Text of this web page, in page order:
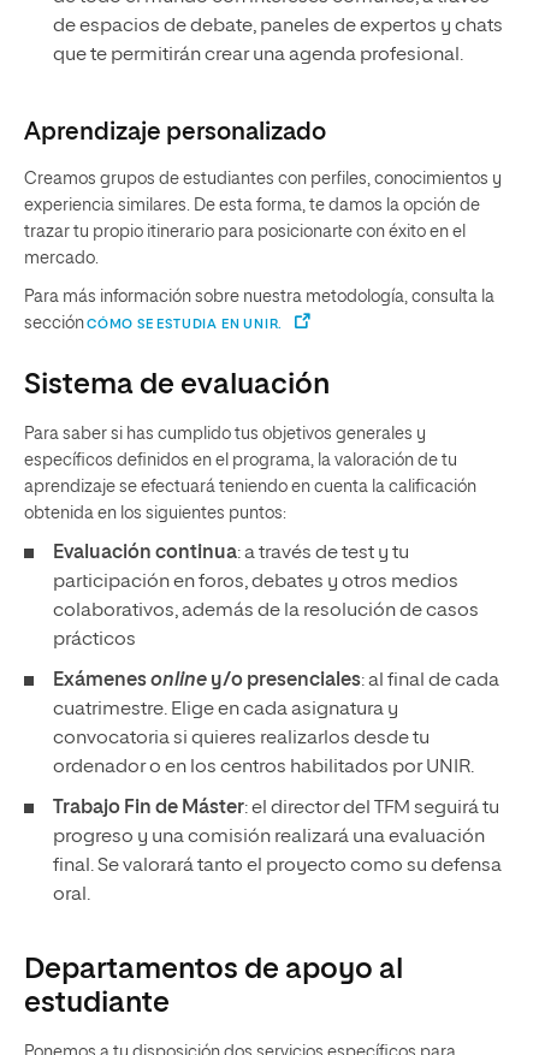
de espacios de debate, paneles de expertos y chats
que te permitirán crear una agenda profesional.
Aprendizaje personalizado
Creamos grupos de estudiantes con perfiles, conocimientos y
experiencia similares. De esta forma, te damos la opción de
trazar tu propio itinerario para posicionarte con éxito en el
mercado.
Para más información sobre nuestra metodología, consulta la
secciónCÓMO SE ESTUDIA EN UNIR.
Sistema de evaluación
Para saber si has cumplido tus objetivos generales y
específicos definidos en el programa, la valoración de tu
aprendizaje se efectuará teniendo en cuenta la calificación
obtenida en los siguientes puntos:
Evaluación continua: a través de test y tu
participación en foros, debates y otros medios
colaborativos, además de la resolución de casos
prácticos
Exámenesonline y/o presenciales: al final de cada
cuatrimestre. Elige en cada asignatura y
convocatoria si quieres realizarlos desde tu
ordenador o en los centros habilitados por UNIR.
Trabajo Fin de Máster: el director del TFM seguirá tu
progreso y una comisión realizará una evaluación
final. Se valorará tanto el proyecto como su defensa
oral.
Departamentos de apoyo al
estudiante